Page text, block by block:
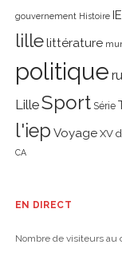
gouvernement Histoire
lillelittérature
politique
LilleSport Série
l'iep Voyage XV
CA
EN DIRECT
Nombre de visiteurs au